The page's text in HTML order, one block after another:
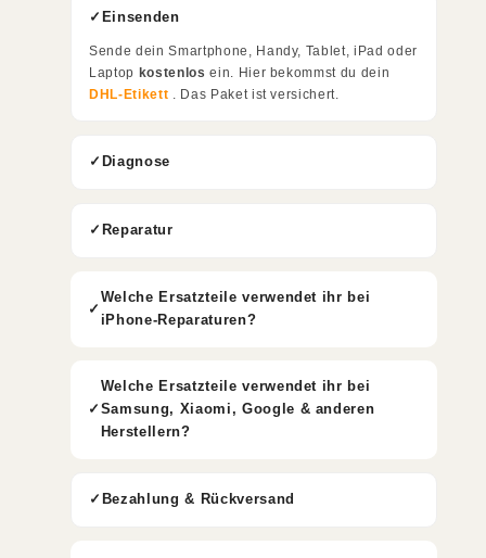
Einsenden
Sende dein Smartphone, Handy, Tablet, iPad oder
Laptop kostenlos ein. Hier bekommst du dein
DHL-Etikett . Das Paket ist versichert.
Diagnose
Reparatur
Welche Ersatzteile verwendet ihr bei
iPhone-Reparaturen?
Welche Ersatzteile verwendet ihr bei
Samsung, Xiaomi, Google & anderen
Herstellern?
Bezahlung & Rückversand